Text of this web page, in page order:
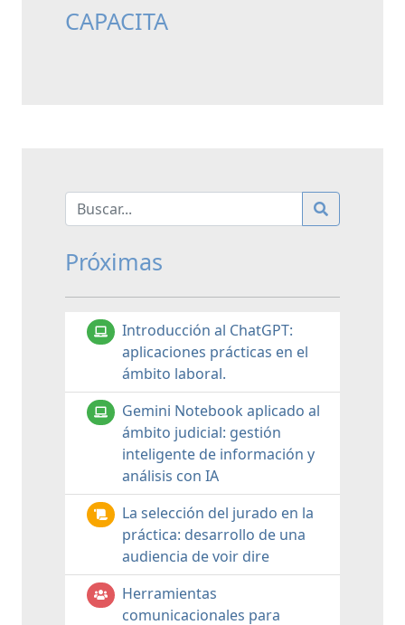
CAPACITA
Próximas
Introducción al ChatGPT:
aplicaciones prácticas en el
ámbito laboral.
Gemini Notebook aplicado al
ámbito judicial: gestión
inteligente de información y
análisis con IA
La selección del jurado en la
práctica: desarrollo de una
audiencia de voir dire
Herramientas
comunicacionales para